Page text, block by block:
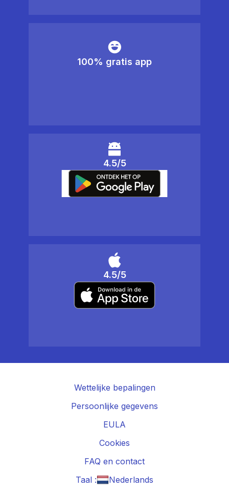
100% gratis app
4.5/5
4.5/5
Wettelijke bepalingen
Persoonlijke gegevens
EULA
Cookies
FAQ en contact
Taal :
Nederlands